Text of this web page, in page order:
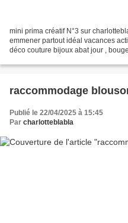
mini prima créatif N°3 sur
emmener partout idéal vacances
déco couture bijoux abat jour ,
raccommodage
Publié le 22/04/2025 à 15:45
Par charlotteblabla